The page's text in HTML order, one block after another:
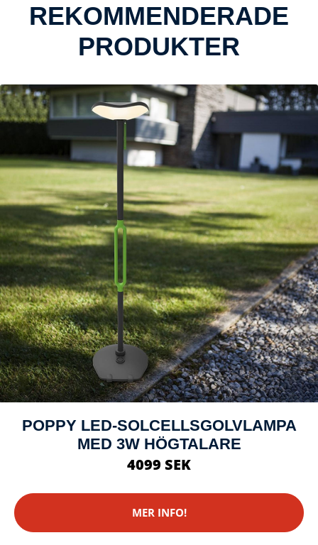
REKOMMENDERADE
PRODUKTER
POPPY LED-SOLCELLSGOLVLAMPA
MED 3W HÖGTALARE
4099 SEK
MER INFO!